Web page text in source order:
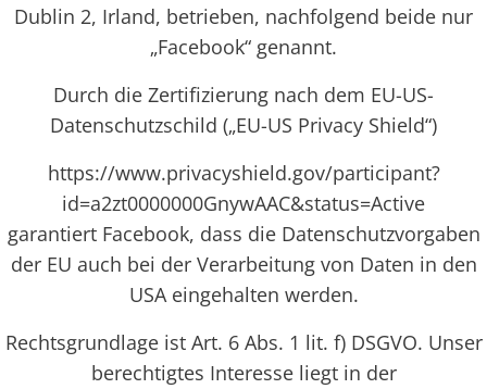
Dublin 2, Irland, betrieben, nachfolgend beide nur
„Facebook“ genannt.
Durch die Zertifizierung nach dem EU-US-
Datenschutzschild („EU-US Privacy Shield“)
https://www.privacyshield.gov/participant?
id=a2zt0000000GnywAAC&status=Active
garantiert Facebook, dass die Datenschutzvorgaben
der EU auch bei der Verarbeitung von Daten in den
USA eingehalten werden.
Rechtsgrundlage ist Art. 6 Abs. 1 lit. f) DSGVO. Unser
berechtigtes Interesse liegt in der